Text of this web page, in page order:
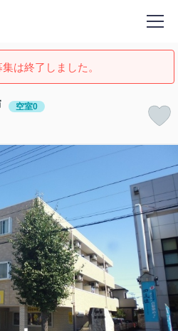
は終了しました。
空室0